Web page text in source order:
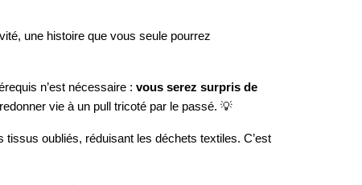
une histoire que vous seule pourrez
n’est nécessaire : vous serez surpris de
vie à un pull tricoté par le passé. 💡
oubliés, réduisant les déchets textiles. C’est